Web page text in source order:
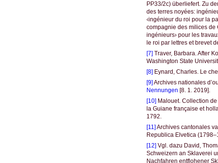
PP33/2c) überliefert. Zu
des terres noyées:
‹ingénieur du roi pour la
compagnie des milices de
ingénieurs› pour les
le roi par lettres et brevet
[7] Traver, Barbara. After
Washington State
[8] Eynard, Charles. Le
[9] Archives nationales
Nennungen [8. 1. 2019].
[10] Malouet. Collection
la Guiane française et
1792.
[11] Archives cantonales
Republica Elvetica
[12] Vgl. dazu David,
Schweizern an Sklaverei
Nachfahren entflohener